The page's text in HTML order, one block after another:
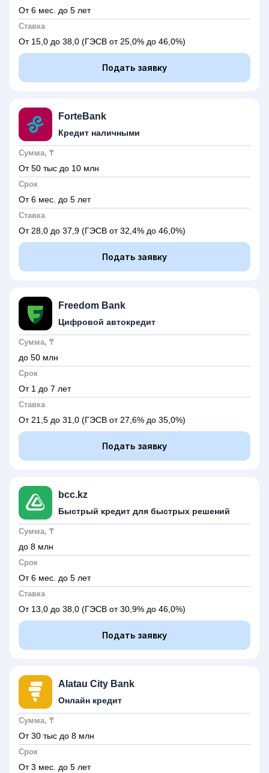
От 6 мес. до 5 лет
Ставка
От 15,0 до 38,0 (ГЭСВ от 25,0% до 46,0%)
Подать заявку
ForteBank
Кредит наличными
Сумма, ₸
От 50 тыс до 10 млн
Срок
От 6 мес. до 5 лет
Ставка
От 28,0 до 37,9 (ГЭСВ от 32,4% до 46,0%)
Подать заявку
Freedom Bank
Цифровой автокредит
Сумма, ₸
до 50 млн
Срок
От 1 до 7 лет
Ставка
От 21,5 до 31,0 (ГЭСВ от 27,6% до 35,0%)
Подать заявку
bcc.kz
Быстрый кредит для быстрых решений
Сумма, ₸
до 8 млн
Срок
От 6 мес. до 5 лет
Ставка
От 13,0 до 38,0 (ГЭСВ от 30,9% до 46,0%)
Подать заявку
Alatau City Bank
Онлайн кредит
Сумма, ₸
От 30 тыс до 8 млн
Срок
От 3 мес. до 5 лет